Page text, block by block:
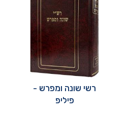
רשי שונה ומפרש -
פיליפ